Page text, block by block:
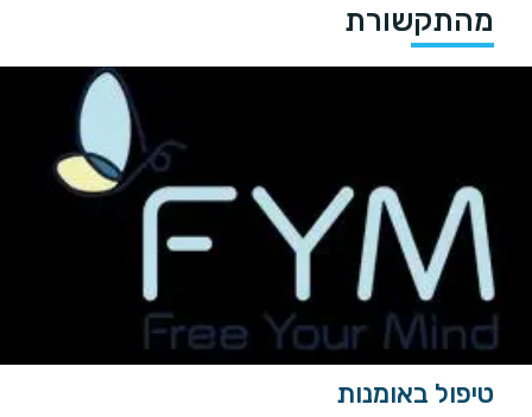
מהתקשורת
טיפול באומנות